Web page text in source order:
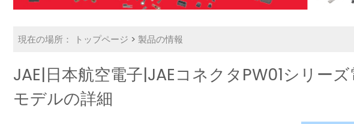
現在の場所： トップページ > 製品の情報
JAE|日本航空電子|JAEコネクタPW01シリー
モデルの詳細